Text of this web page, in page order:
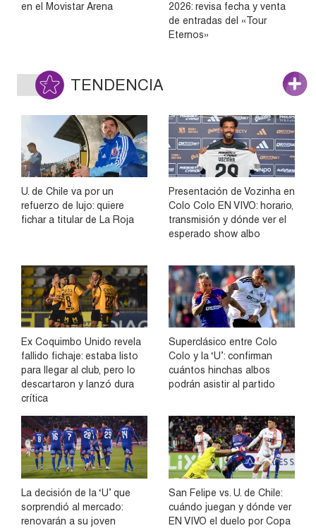
en el Movistar Arena
2026: revisa fecha y venta
de entradas del «Tour
Eternos»
TENDENCIA
U. de Chile va por un
refuerzo de lujo: quiere
fichar a titular de La Roja
Presentación de Vozinha en
Colo Colo EN VIVO: horario,
transmisión y dónde ver el
esperado show albo
Ex Coquimbo Unido revela
fallido fichaje: estaba listo
para llegar al club, pero lo
descartaron y lanzó dura
crítica
Superclásico entre Colo
Colo y la ‘U’: confirman
cuántos hinchas albos
podrán asistir al partido
La decisión de la ‘U’ que
sorprendió al mercado:
renovarán a su joven
San Felipe vs. U. de Chile:
cuándo juegan y dónde ver
EN VIVO el duelo por Copa